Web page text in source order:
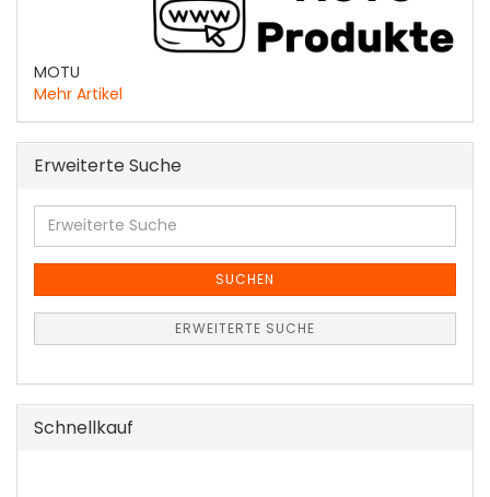
MOTU
Mehr Artikel
Erweiterte Suche
Erweiterte
Suche
SUCHEN
ERWEITERTE SUCHE
Schnellkauf